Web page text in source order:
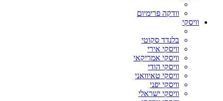
וודקה פרימיום
וויסקי
בלנדד סקוטי
וויסקי אירי
וויסקי אמריקאי
וויסקי הודי
וויסקי טאיוואני
וויסקי יפני
וויסקי ישראלי